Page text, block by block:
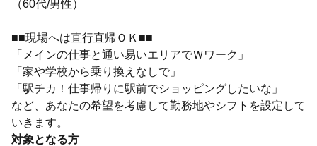
（60代/男性）
■■現場へは直行直帰ＯＫ■■
「メインの仕事と通い易いエリアでＷワーク」
「家や学校から乗り換えなしで」
「駅チカ！仕事帰りに駅前でショッピングしたいな」
など、あなたの希望を考慮して勤務地やシフトを設定して
いきます。
対象となる方